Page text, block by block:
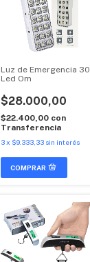
Luz de Emergencia 30
Led Om
$28.000,00
$22.400,00 con
Transferencia
3x $9.333,33 sin interés